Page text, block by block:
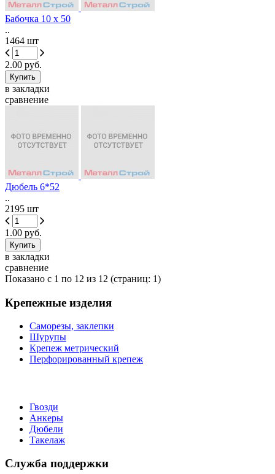
Бабочка 10 х 50
..
1464 шт
2.00 руб.
в закладки
сравнение
Дюбель 6*52
..
2195 шт
1.00 руб.
в закладки
сравнение
Показано с 1 по 12 из 12 (страниц: 1)
Крепежные изделия
Саморезы, заклепки
Шурупы
Крепеж метрический
Перфорированный крепеж
Гвозди
Анкеры
Дюбели
Такелаж
Служба поддержки